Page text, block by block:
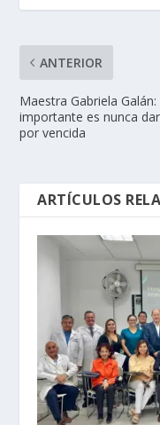
ANTERIOR
Maestra Gabriela Galán:
importante es nunca
por vencida
ARTÍCULOS